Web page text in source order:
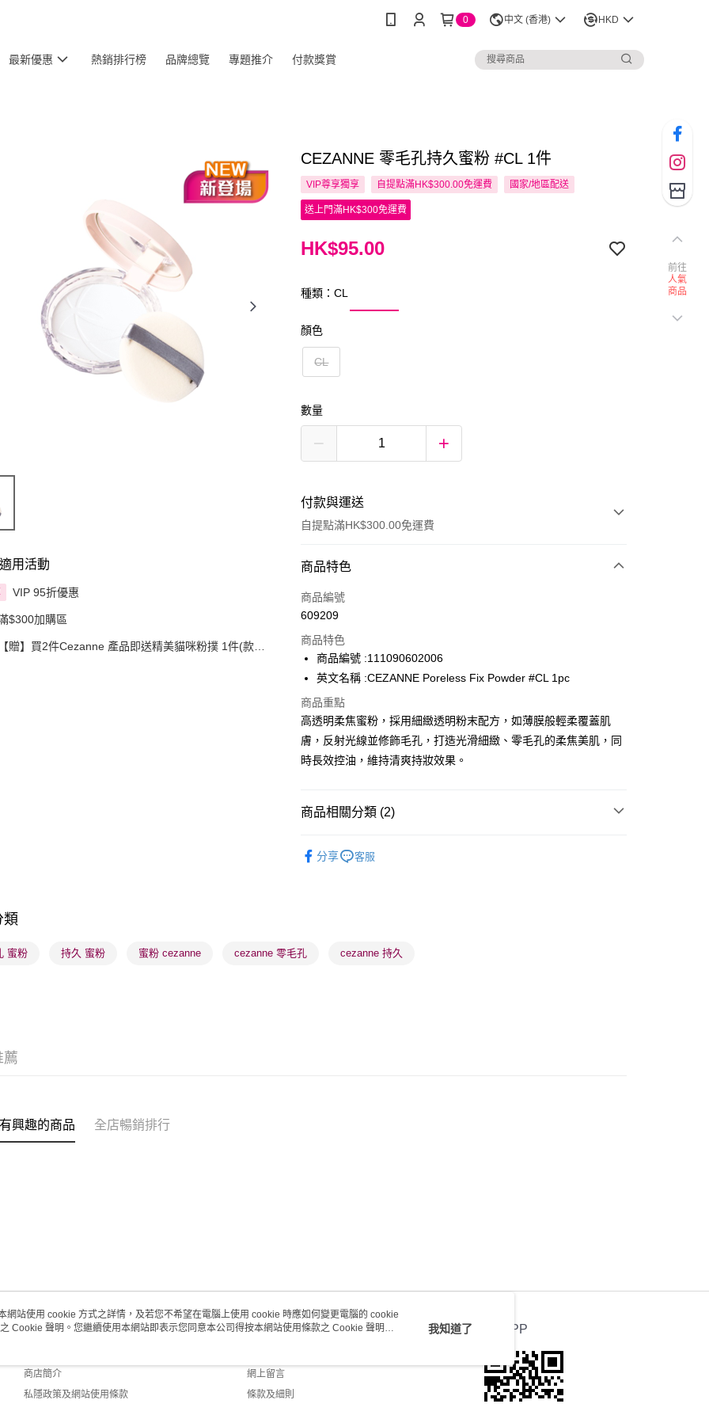
0 中文 (香港) HKD
最新優惠 熱銷排行榜 品牌總覽 專題推介 付款獎賞
用活動
VIP 95折優惠
$300加購區
【贈】買2件Cezanne 產品即送精美貓咪粉撲 1件(款式
CEZANNE 零毛孔持久蜜粉 #CL 1件
VIP尊享獨享 自提點滿HK$300.00免運費 國家/地區配送
送上門滿HK$300免運費
HK$95.00
種類：CL
顏色
CL
數量
付款與運送
自提點滿HK$300.00免運費
付款方式
信用卡
AlipayHK
PayMe
WeChat Pay
BoC Pay
順豐自助櫃 - 確認發貨後1-3個工作天送達
商品特色
商品編號
609209
商品特色
商品編號 :111090602006
英文名稱 :CEZANNE Poreless Fix Powder #CL 1pc
商品重點
高透明柔焦蜜粉，採用細緻透明粉末配方，如薄膜般輕柔覆蓋肌
膚，反射光線並修飾毛孔，打造光滑細緻、零毛孔的柔焦美肌，同
時長效控油，維持清爽持妝效果。
商品相關分類 (2)
分享 客服
類
蜜粉 持久 蜜粉 蜜粉 cezanne cezanne 零毛孔 cezanne 持久
薦
興趣的商品 全店暢銷排行
關於我們
商店簡介
私隱政策及網站使用條款
客戶服務
網上留言
條款及細則
官方APP
前往
人氣
商品
網站使用 cookie 方式之詳情，及若您不希望在電腦上使用 cookie 時應如何變更電腦的 cookie
之 Cookie 聲明。您繼續使用本網站即表示您同意本公司得按本網站使用條款之 Cookie 聲明使
我知道了